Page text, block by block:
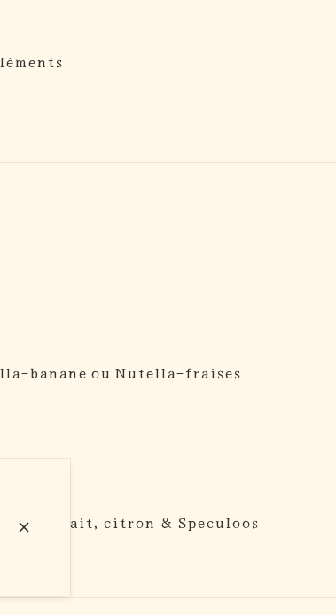
banane ou Nutella-fraises
de lait, citron & Speculoos